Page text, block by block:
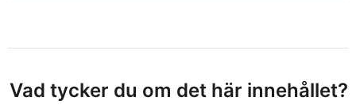
Vad tycker du om det här innehållet?